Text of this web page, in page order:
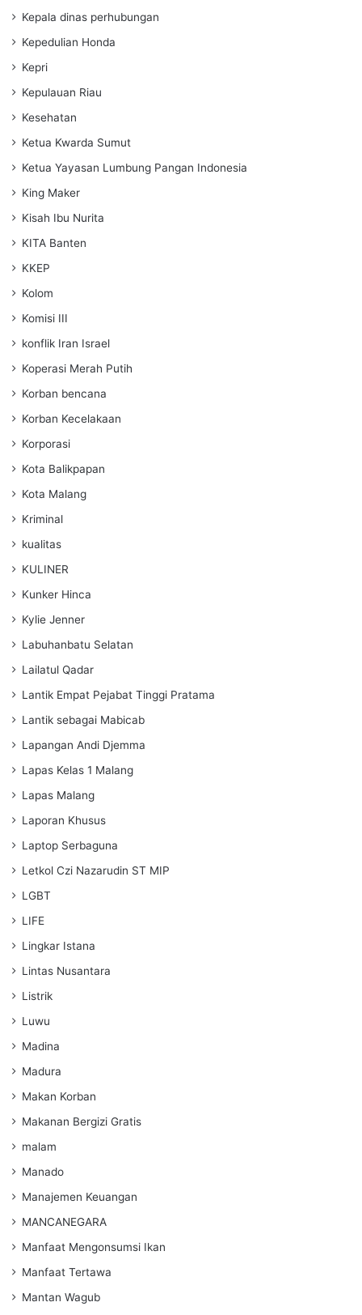
Kepala dinas perhubungan
Kepedulian Honda
Kepri
Kepulauan Riau
Kesehatan
Ketua Kwarda Sumut
Ketua Yayasan Lumbung Pangan Indonesia
King Maker
Kisah Ibu Nurita
KITA Banten
KKEP
Kolom
Komisi III
konflik Iran Israel
Koperasi Merah Putih
Korban bencana
Korban Kecelakaan
Korporasi
Kota Balikpapan
Kota Malang
Kriminal
kualitas
KULINER
Kunker Hinca
Kylie Jenner
Labuhanbatu Selatan
Lailatul Qadar
Lantik Empat Pejabat Tinggi Pratama
Lantik sebagai Mabicab
Lapangan Andi Djemma
Lapas Kelas 1 Malang
Lapas Malang
Laporan Khusus
Laptop Serbaguna
Letkol Czi Nazarudin ST MIP
LGBT
LIFE
Lingkar Istana
Lintas Nusantara
Listrik
Luwu
Madina
Madura
Makan Korban
Makanan Bergizi Gratis
malam
Manado
Manajemen Keuangan
MANCANEGARA
Manfaat Mengonsumsi Ikan
Manfaat Tertawa
Mantan Wagub